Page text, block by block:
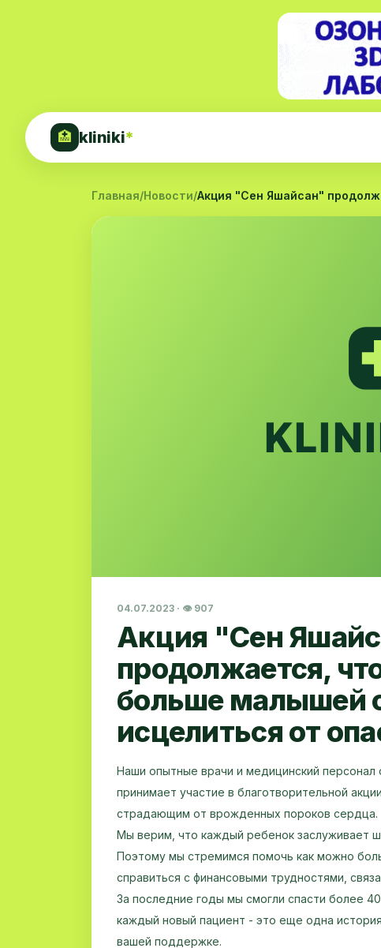
🏥 kliniki*
Главная/Новости/Акция "Сен Яшайсан"
04.07.2023 · 👁 907
Акция "Сен
продолжается,
больше малышей
исцелиться от
Наши опытные врачи и медицинский
принимает участие в благотворительной
страдающим от врожденных пороков сердца.
Мы верим, что каждый ребенок заслуживает
Поэтому мы стремимся помочь как можно
справиться с финансовыми трудностями,
За последние годы мы смогли спасти более
каждый новый пациент - это еще одна
вашей поддержке.